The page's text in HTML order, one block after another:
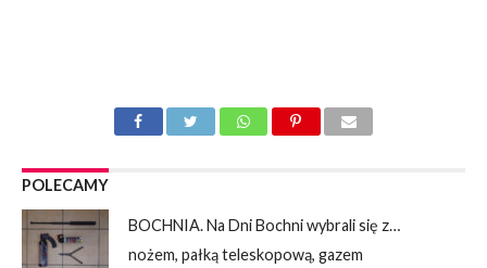
POLECAMY
BOCHNIA. Na Dni Bochni wybrali się z…
nożem, pałką teleskopową, gazem